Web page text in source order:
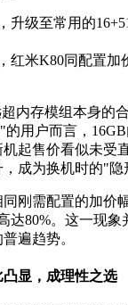
升级至常用的
红米K80同配置加
内存模组本身的
用户而言，
起售价看似未受
成为换机时的"隐
刚需配置的加价
达80%。这一现象
遍趋势。
显，成理性之选